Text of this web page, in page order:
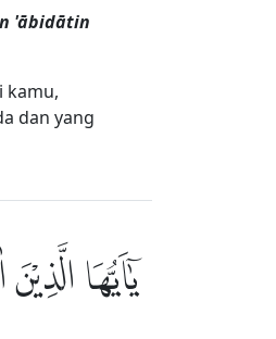
'ābidātin
kamu,
dan yang
يٰٓاَيُّهَا